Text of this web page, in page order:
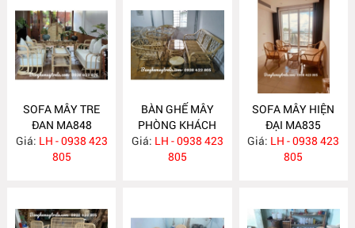
SOFA MÂY TRE
ĐAN MA848
Giá: LH - 0938 423
805
BÀN GHẾ MÂY
PHÒNG KHÁCH
MA839
Giá: LH - 0938 423
805
SOFA MÂY HIỆN
ĐẠI MA835
Giá: LH - 0938 423
805